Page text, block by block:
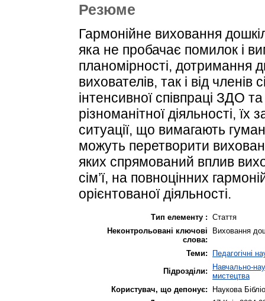
Резюме
Гармонійне виховання
яка не пробачає помилок і
планомірності, дотримання
вихователів, так і від членів
інтенсивної співпраці ЗДО
різноманітної діяльності,
ситуації, що вимагають
можуть перетворити
яких спрямований вплив
сім’ї, на повноцінних
орієнтованої діяльності.
Тип елементу : Стаття
Неконтрольовані ключові
слова:
Виховання
Теми:
Педагогічні
Підрозділи:
Навчально-
мистецтва
Користувач, що депонує:
Наукова